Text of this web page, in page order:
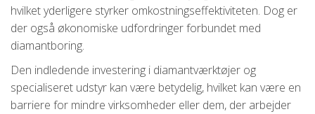
hvilket yderligere styrker omkostningseffektiviteten. Dog er
der også økonomiske udfordringer forbundet med
diamantboring.
Den indledende investering i diamantværktøjer og
specialiseret udstyr kan være betydelig, hvilket kan være en
barriere for mindre virksomheder eller dem, der arbejder